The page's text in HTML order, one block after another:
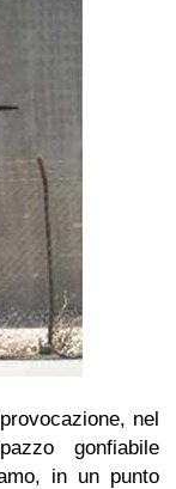
nel
gonfiabile
in un punto